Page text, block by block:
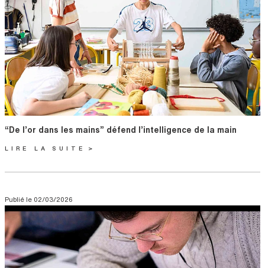
Titre
“De l’or dans les mains” défend l’intelligence de la main
LIRE LA SUITE
Publié le 02/03/2026
Visuel
Image